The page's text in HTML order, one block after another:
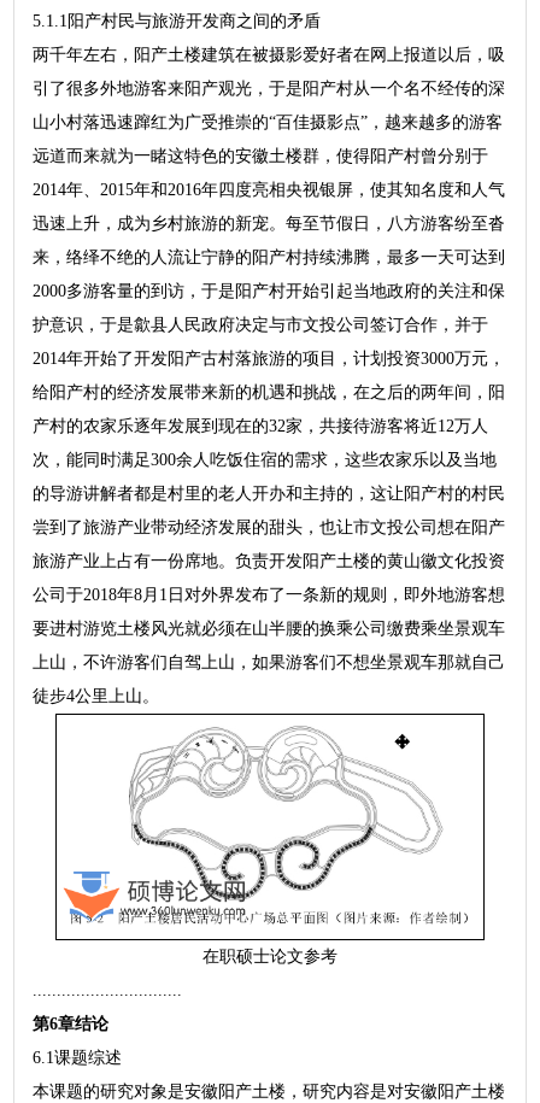
5.1.1阳产村民与旅游开发商之间的矛盾
两千年左右，阳产土楼建筑在被摄影爱好者在网上报道以后，吸
引了很多外地游客来阳产观光，于是阳产村从一个名不经传的深
山小村落迅速蹿红为广受推崇的“百佳摄影点”，越来越多的游客
远道而来就为一睹这特色的安徽土楼群，使得阳产村曾分别于
2014年、2015年和2016年四度亮相央视银屏，使其知名度和人气
迅速上升，成为乡村旅游的新宠。每至节假日，八方游客纷至沓
来，络绎不绝的人流让宁静的阳产村持续沸腾，最多一天可达到
2000多游客量的到访，于是阳产村开始引起当地政府的关注和保
护意识，于是歙县人民政府决定与市文投公司签订合作，并于
2014年开始了开发阳产古村落旅游的项目，计划投资3000万元，
给阳产村的经济发展带来新的机遇和挑战，在之后的两年间，阳
产村的农家乐逐年发展到现在的32家，共接待游客将近12万人
次，能同时满足300余人吃饭住宿的需求，这些农家乐以及当地
的导游讲解者都是村里的老人开办和主持的，这让阳产村的村民
尝到了旅游产业带动经济发展的甜头，也让市文投公司想在阳产
旅游产业上占有一份席地。负责开发阳产土楼的黄山徽文化投资
公司于2018年8月1日对外界发布了一条新的规则，即外地游客想
要进村游览土楼风光就必须在山半腰的换乘公司缴费乘坐景观车
上山，不许游客们自驾上山，如果游客们不想坐景观车那就自己
徒步4公里上山。
在职硕士论文参考
...............................
第6章结论
6.1课题综述
本课题的研究对象是安徽阳产土楼，研究内容是对安徽阳产土楼